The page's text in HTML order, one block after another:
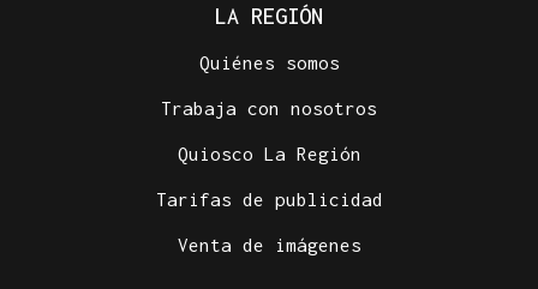
LA REGIÓN
Quiénes somos
Trabaja con nosotros
Quiosco La Región
Tarifas de publicidad
Venta de imágenes